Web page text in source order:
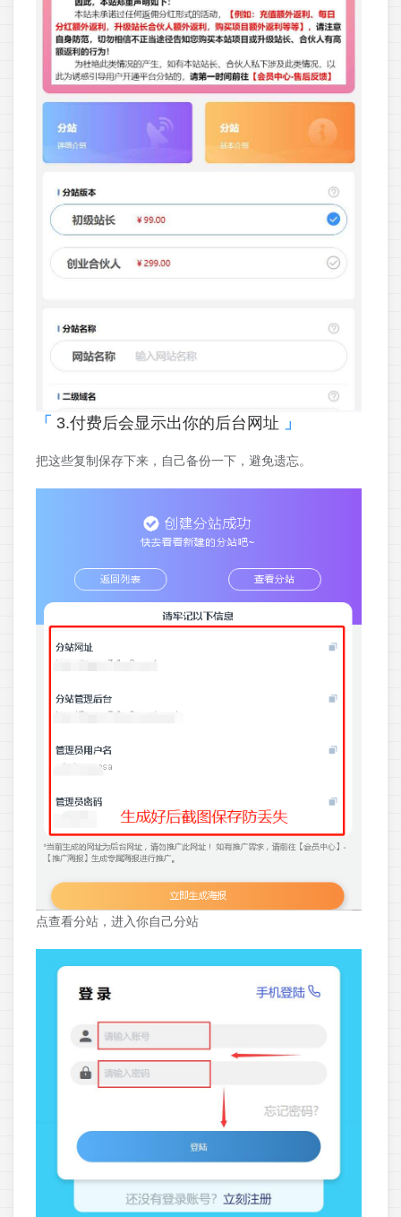
3.付费后会显示出你的后台网址
把这些复制保存下来，自己备份一下，避免遗忘。
点查看分站，进入你自己分站